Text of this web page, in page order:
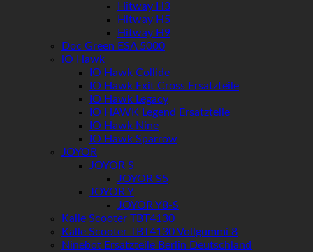
Hitway H3
Hitway H5
Hitway H9
Doc Green ESA 5000
iO Hawk
IO Hawk Collide
IO Hawk Exit Cross Ersatzteile
IO Hawk Legacy
IO HAWK Legend Ersatzteile
IO Hawk Nine
IO Hawk Sparrow
JOYOR
JOYOR S
JOYOR S5
JOYOR Y
JOYOR Y8-S
Kalle Scooter TBT4130
Kalle Scooter TBT4130 Vollgummi 8
Ninebot Ersatzteile Berlin Deutschland